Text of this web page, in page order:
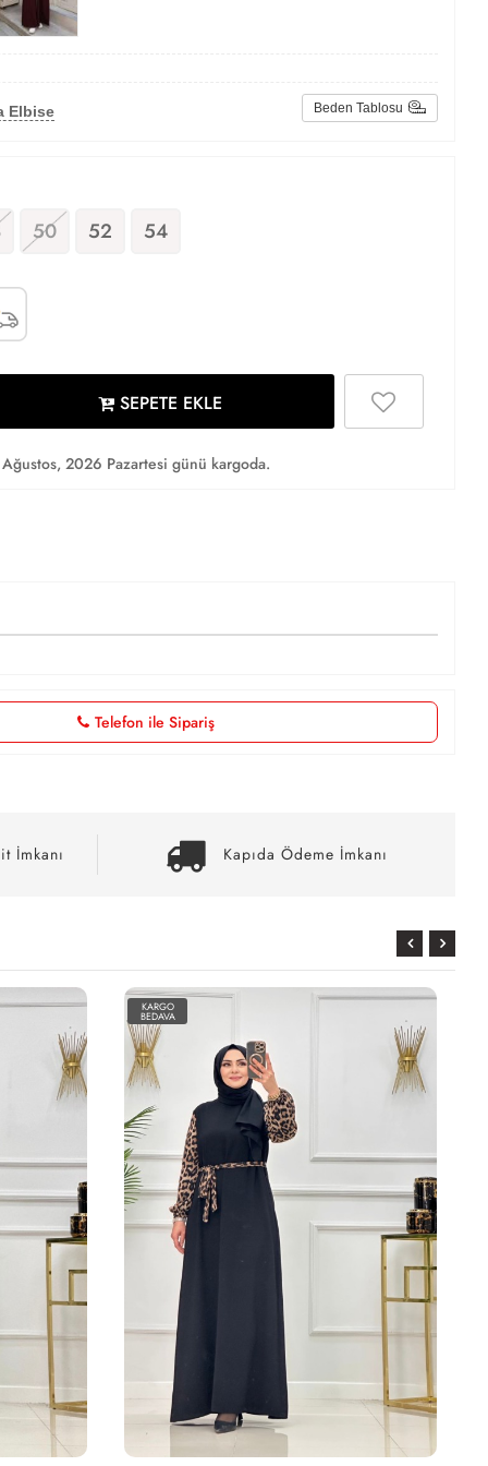
Elbise Beden Tablosu
50 52 54
SEPETE EKLE
2026 Pazartesi günü kargoda.
Telefon ile Sipariş
İmkanı Kapıda Ödeme İmkanı
KARGO
BEDAVA